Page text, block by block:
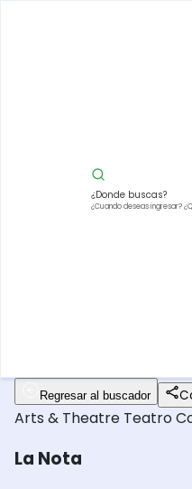
¿Donde buscas?
¿Cuando deseas ingresar?
Regresar al buscador
Arts & Theatre Teatro
La Nota